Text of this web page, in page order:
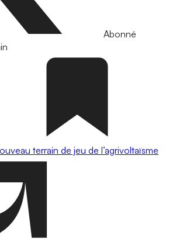
Abonné
terrain de jeu de l’agrivoltaïsme